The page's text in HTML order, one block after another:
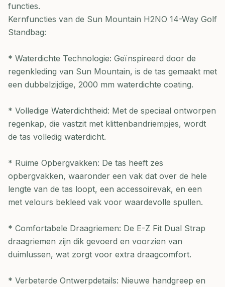
functies.
Kernfuncties van de Sun Mountain H2NO 14-Way Golf
Standbag:
* Waterdichte Technologie: Geïnspireerd door de
regenkleding van Sun Mountain, is de tas gemaakt met
een dubbelzijdige, 2000 mm waterdichte coating.
* Volledige Waterdichtheid: Met de speciaal ontworpen
regenkap, die vastzit met klittenbandriempjes, wordt
de tas volledig waterdicht.
* Ruime Opbergvakken: De tas heeft zes
opbergvakken, waaronder een vak dat over de hele
lengte van de tas loopt, een accessoirevak, en een
met velours bekleed vak voor waardevolle spullen.
* Comfortabele Draagriemen: De E-Z Fit Dual Strap
draagriemen zijn dik gevoerd en voorzien van
duimlussen, wat zorgt voor extra draagcomfort.
* Verbeterde Ontwerpdetails: Nieuwe handgreep en